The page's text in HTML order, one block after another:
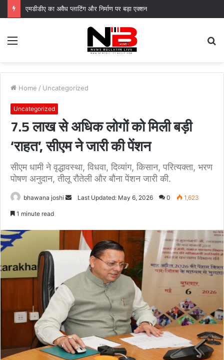
एमडीडीए का अवैध प्लाटिंग और निर्माण पर बड़ा एक्शन
Menu
Home / Uncategorized
Uncategorized
7.5 लाख से अधिक लोगों को मिली बड़ी
‘राहत’, सीएम ने जारी की पेंशन
सीएम धामी ने वृद्धावस्था, विधवा, दिव्यांग, किसान, परित्यक्ता, भरण
पोषण अनुदान, तीलू रौतेली और बौना पेंशन जारी की.
bhawana joshi
SendLast Updated: May 6, 2026 0 1,623
1 minute read